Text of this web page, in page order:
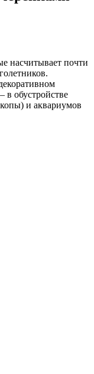
насчитывает почти
в обустройстве
и аквариумов